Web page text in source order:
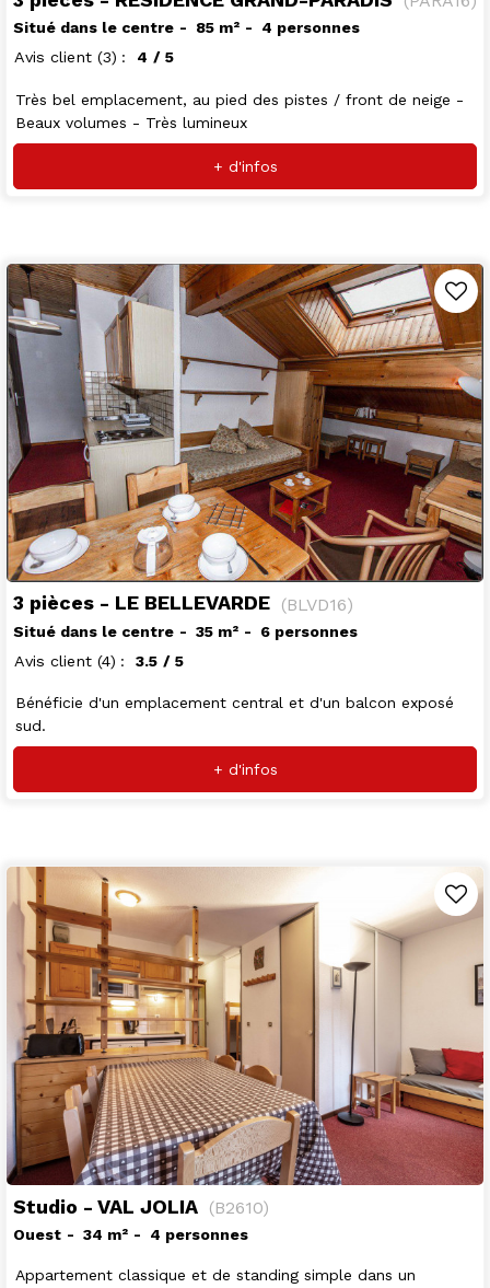
Situé dans le centre 85 m²
4 personnes
Avis client (3) 4 / 5
Très bel emplacement, au pied des pistes / front de neige -
Beaux volumes - Très lumineux
+ d'infos
3 pièces - LE BELLEVARDE (BLVD16)
Situé dans le centre 35 m²
6 personnes
Avis client (4) 3.5 / 5
Bénéficie d'un emplacement central et d'un balcon exposé
sud.
+ d'infos
Studio - VAL JOLIA (B2610)
Ouest 34 m² 4 personnes
Appartement classique et de standing simple dans un